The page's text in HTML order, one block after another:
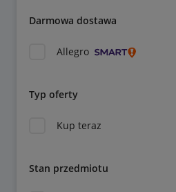
Darmowa dostawa
Allegro
Typ oferty
Kup teraz
Stan przedmiotu